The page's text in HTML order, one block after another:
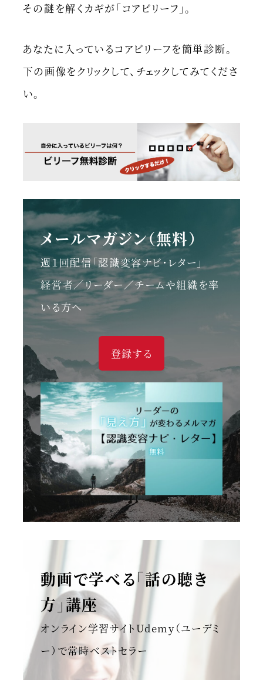
その謎を解くカギが「コアビリーフ」。
あなたに入っているコアビリーフを簡単診断。
下の画像をクリックして、チェックしてみてくださ
い。
メールマガジン（無料）
週１回配信「認識変容ナビ・レター」
経営者／リーダー／チームや組織を率
いる方へ
登録する
動画で学べる「話の聴き
方」講座
オンライン学習サイトUdemy（ユーデミ
ー）で常時ベストセラー